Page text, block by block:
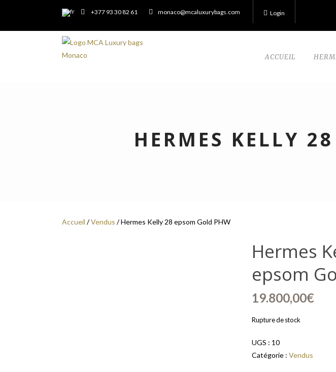
+377 93 30 82 61 monaco@mcaluxurybags.com Login
ACCUEIL
HERMES KELLY
Accueil /Vendus / Hermes Kelly 28 epsom Gold PHW
Hermes
epsom
19.800,00€
Rupture de stock
UGS : 10
Catégorie :Vendus